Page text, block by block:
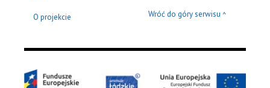
O projekcie Wróć do góry serwisu ^